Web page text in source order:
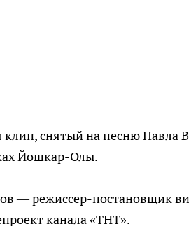
клип, снятый на песню Павла
Йошкар-Олы.
— режиссер-постановщик
канала «ТНТ».